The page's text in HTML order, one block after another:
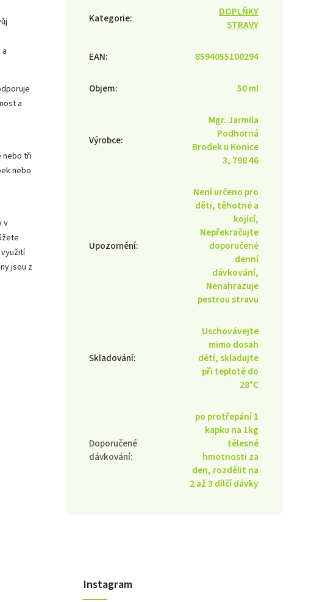
a
nebo tři
nebo
v
využití
jsou z
Kategorie:
DOPLŇKY
STRAVY
EAN: 8594055100294
Objem: 50 ml
Výrobce:
Mgr. Jarmila
Podhorná
Brodek u Konice
3, 798 46
Upozornění:
Není určeno pro
děti, těhotné a
kojící,
Nepřekračujte
doporučené
denní
dávkování,
Nenahrazuje
pestrou stravu
Skladování:
Uschovávejte
mimo dosah
dětí, skladujte
při teplotě do
28°C
Doporučené
dávkování:
po protřepání 1
kapku na 1kg
tělesné
hmotnosti za
den, rozdělit na
2 až 3 dílčí dávky
Instagram